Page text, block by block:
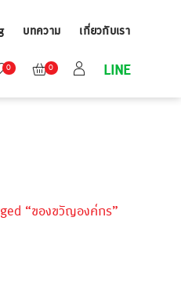
บทความ เกี่ยวกับเรา
0 0 LINE
“ของขวัญองค์กร”